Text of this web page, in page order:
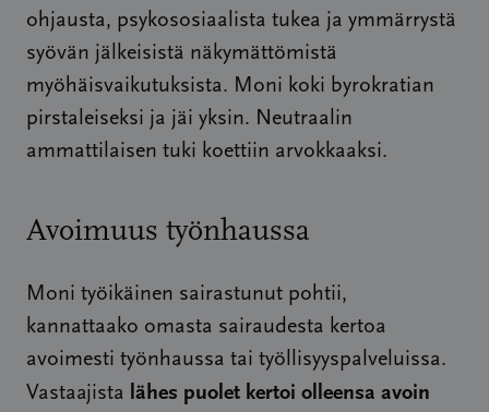
ohjausta, psykososiaalista tukea ja ymmärrystä
syövän jälkeisistä näkymättömistä
myöhäisvaikutuksista. Moni koki byrokratian
pirstaleiseksi ja jäi yksin. Neutraalin
ammattilaisen tuki koettiin arvokkaaksi.
Avoimuus työnhaussa
Moni työikäinen sairastunut pohtii,
kannattaako omasta sairaudesta kertoa
avoimesti työnhaussa tai työllisyyspalveluissa.
Vastaajista lähes puolet kertoi olleensa avoin